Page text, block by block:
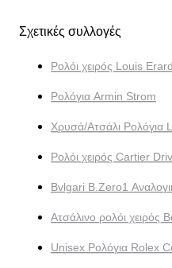
Σχετικές συλλογές
Ρολόι χειρός Louis
Ρολόγια Armin Strom
Χρυσά/Ατσάλι Ρολόγια
Ρολόι χειρός Cartier
Bvlgari B.Zero1
Ατσάλινο ρολόι χειρός
Unisex Ρολόγια Rolex